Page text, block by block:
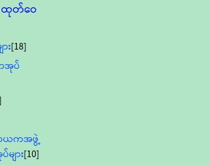
ထုတ်ဝေ
း[18]
အုပ်
ယကအဖွဲ့
ျား[10]